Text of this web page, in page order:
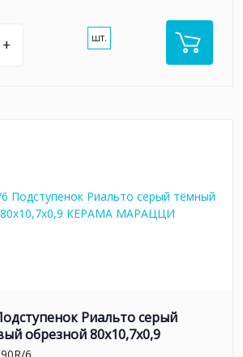
+ шт.
Риальто серый
обрезной 80x10,7x0,9